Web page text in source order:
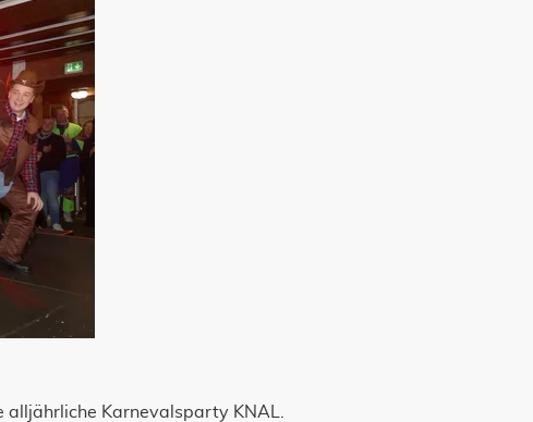
Karnevalsparty KNAL.